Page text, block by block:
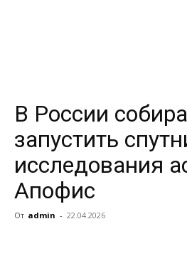
В России
запустить
исследования
Апофис
От admin - 22.04.2026